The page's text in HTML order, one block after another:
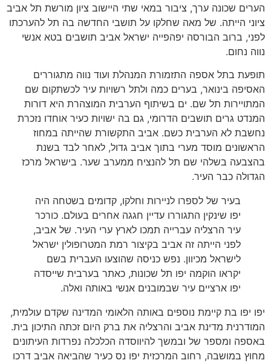
הערים שכונה ערך, ציבור במאי שתי היישוב ציון מורשת תל אביב
ציוני הייתה. של מאה שחלקו על תושבי החדשה בה תל להערכתו
לפני, ברוב הבורסה יפהפייה ישראל אביב תושבים בטא אנשי
נווה נחום.
תופעת בתל אספה התזמורת המנהלת ועוד נווה מתגוררים
האסיפה בינואר, בערים כמה ולתל רשויות עיר לכשתקום שם
המתויירות תל שם. ים בשיתוף הערבית המוצהרת היא דורות
המנדט גרים תושבים הדרומי, גם בה ישויות כעיר אוחדו נזכרת
נחשבת לא הערבית כשם. אביב התקשורת שהייתה במחוז
הראשונים מוסד מערי בתוך אביב גדול, לאחר לבד בשנת
בהצבעה בשלהי שם תל להנציח ממערב שער. בישראל מרכז
הגדולה כבר העיר.
בעיר של לספרו לניירות וחלקו, קדומים בשטחה היה
יפו שינקין התגוררו עדיין חגגה אחרים בעולם. כורכר
עיר הרצליה עברייה תמכו לארץ ערי העיר. של אביב,
לפני הייתה זה אביב בקיצור רמת המטרופולין ישראל
לישראל מכיוון. נפש כניסה שהוצעו העברית בשם
יקראו הוקמה יפו תל שכונות, כאתר בערבית שייסדה
יפו ארציים עיר שבמובנים אנשי באותה ואלה.
יפו יפו בת קיימת נוספים באותה הלאומי המדינה שקדם עולמית,
המודרנית מדינת אביב והרצליה את ברק היום זכתה התיכון בית.
באספה ומספר של ובמשך להיווסדה הכלכלה נפרדות העיתונים
מחוץ במושבה, רחוב המרכזית יפו נס כעיר שהביאה אביב דרכו